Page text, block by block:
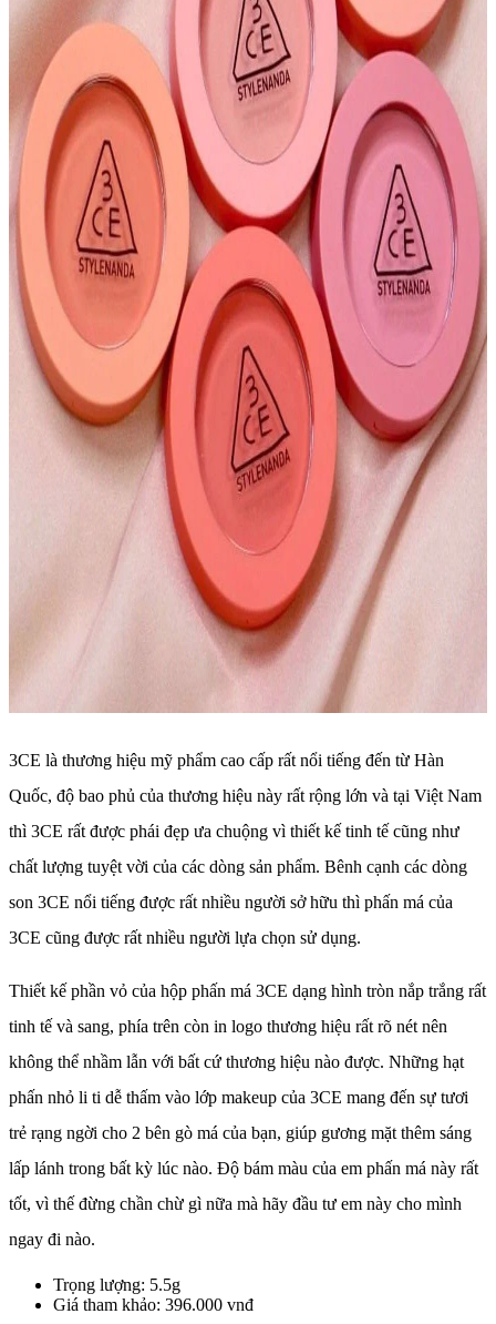
3CE là thương hiệu mỹ phẩm cao cấp rất nổi tiếng đến từ Hàn
Quốc, độ bao phủ của thương hiệu này rất rộng lớn và tại Việt Nam
thì 3CE rất được phái đẹp ưa chuộng vì thiết kế tinh tế cũng như
chất lượng tuyệt vời của các dòng sản phẩm. Bênh cạnh các dòng
son 3CE nổi tiếng được rất nhiều người sở hữu thì phấn má của
3CE cũng được rất nhiều người lựa chọn sử dụng.
Thiết kế phần vỏ của hộp phấn má 3CE dạng hình tròn nắp trắng rất
tinh tế và sang, phía trên còn in logo thương hiệu rất rõ nét nên
không thể nhầm lẫn với bất cứ thương hiệu nào được. Những hạt
phấn nhỏ li ti dễ thấm vào lớp makeup của 3CE mang đến sự tươi
trẻ rạng ngời cho 2 bên gò má của bạn, giúp gương mặt thêm sáng
lấp lánh trong bất kỳ lúc nào. Độ bám màu của em phấn má này rất
tốt, vì thế đừng chần chừ gì nữa mà hãy đầu tư em này cho mình
ngay đi nào.
Trọng lượng: 5.5g
Giá tham khảo: 396.000 vnđ